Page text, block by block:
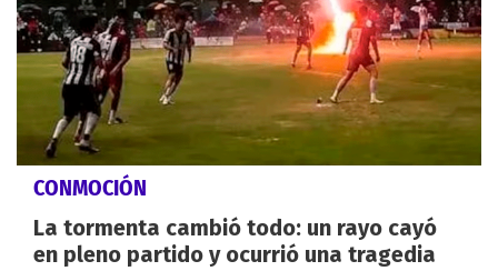
CONMOCIÓN
La tormenta cambió todo: un rayo cayó
en pleno partido y ocurrió una tragedia